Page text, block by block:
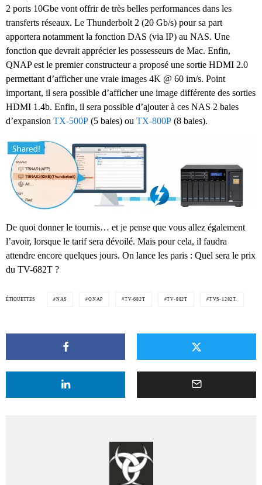
2 ports 10Gbe vont offrir de très belles performances dans les
transferts réseaux. Le Thunderbolt 2 (20 Gb/s) pour sa part
apportera notamment la fonction DAS (via IP) au NAS. Une
fonction que devrait apprécier les possesseurs de Mac. Enfin,
QNAP est le premier constructeur a proposé une sortie HDMI 2.0
permettant d’afficher une vraie images 4K @ 60 im/s. Point
important, il sera possible d’afficher une image différente des sorties
HDMI 1.4b. Enfin, il sera possible d’ajouter à ces NAS 2 baies
d’expansion TX-500P (5 baies) ou TX-800P (8 baies).
De quoi donner le tournis… et je pense que vous allez également
l’avoir, lorsque le tarif sera dévoilé. Mais pour cela, il faudra
attendre encore quelques jours. On lance les paris : Quel sera le prix
du TV-682T ?
ÉTIQUETTES NAS QNAP TV-682T TV-882T TVS-1282T.